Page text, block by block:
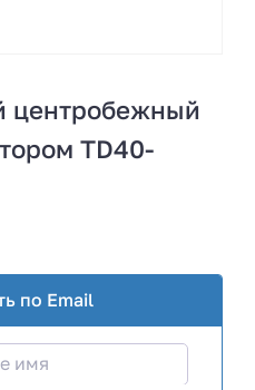
центробежный
TD40-
по Email